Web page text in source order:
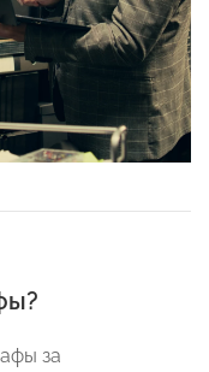
за